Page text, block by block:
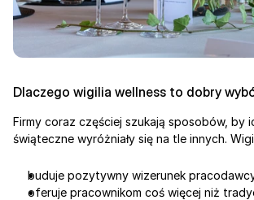
Dlaczego wigilia wellness to dobry
Firmy coraz częściej szukają sposobów, by
świąteczne wyróżniały się na tle innych.
buduje pozytywny wizerunek
oferuje pracownikom coś więcej niż